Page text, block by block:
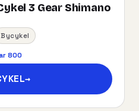
3 Gear Shimano
Bycykel
800
→